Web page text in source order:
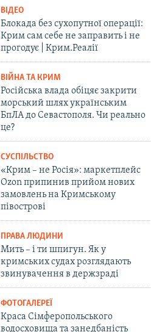
ВІДЕО
Блокада без сухопутної операції:
Крим сам себе не заправить і не
прогодує | Крим.Реалії
ВІЙНА ТА КРИМ
Російська влада обіцяє закрити
морський шлях українським
БпЛА до Севастополя. Чи реально
це?
СУСПІЛЬСТВО
«Крим – не Росія»: маркетплейс
Ozon припинив прийом нових
замовлень на Кримському
півострові
ПРАВА ЛЮДИНИ
Мить – і ти шпигун. Як у
кримських судах розглядають
звинувачення в держзраді
ФОТОГАЛЕРЕЇ
Краса Сімферопольського
водосховища та занедбаність